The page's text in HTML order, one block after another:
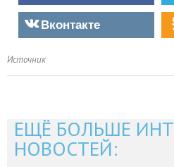
Вконтакте
Источник
ЕЩЁ БОЛЬШЕ
НОВОСТЕЙ: